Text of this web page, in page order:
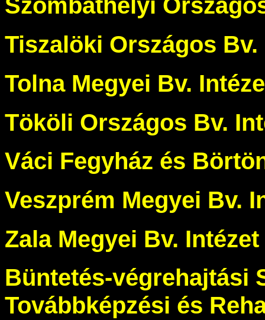
Szombathelyi
Tiszalöki Országos Bv.
Tolna Megyei Bv.
Tököli Országos Bv.
Váci Fegyház és
Veszprém Megyei Bv.
Zala Megyei Bv. Intézet
Büntetés-végrehajtási
Továbbképzési és